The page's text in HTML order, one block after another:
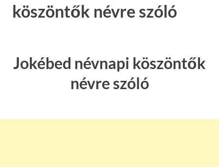
köszöntők névre szóló
Jokébed névnapi köszöntők
névre szóló